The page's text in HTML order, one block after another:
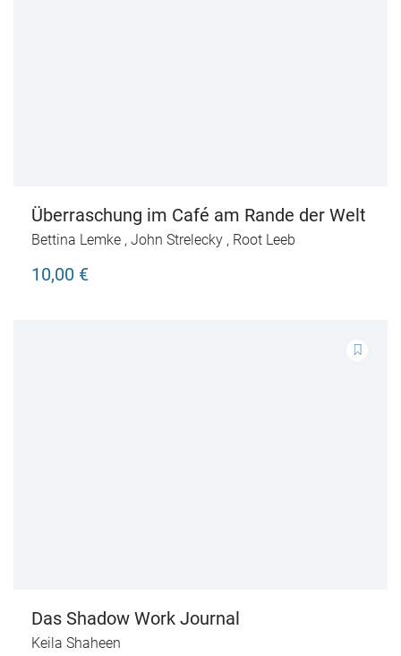
Überraschung im Café am Rande der Welt
Bettina Lemke , John Strelecky , Root Leeb
10,00 €
Das Shadow Work Journal
Keila Shaheen